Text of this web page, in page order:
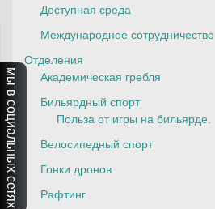
Доступная среда
Международное сотрудничество
Отделения
Академическая гребля
Бильярдный спорт
Польза от игры на бильярде.
Велосипедный спорт
Гонки дронов
Рафтинг
мы в социальных сетях